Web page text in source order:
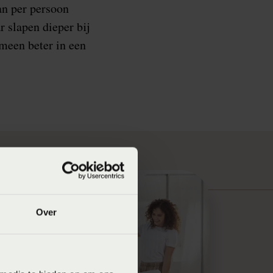
Over
per persoon
slapen dieper bij
beter in een